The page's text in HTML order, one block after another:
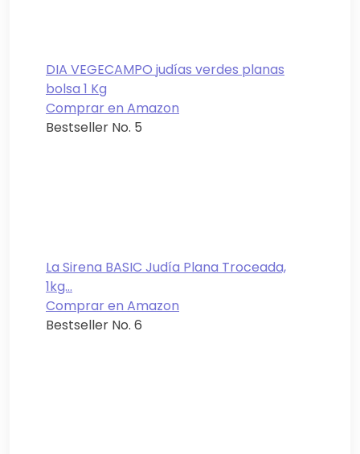
DIA VEGECAMPO judías verdes planas
bolsa 1 Kg
Comprar en Amazon
Bestseller No. 5
La Sirena BASIC Judía Plana Troceada,
1kg...
Comprar en Amazon
Bestseller No. 6